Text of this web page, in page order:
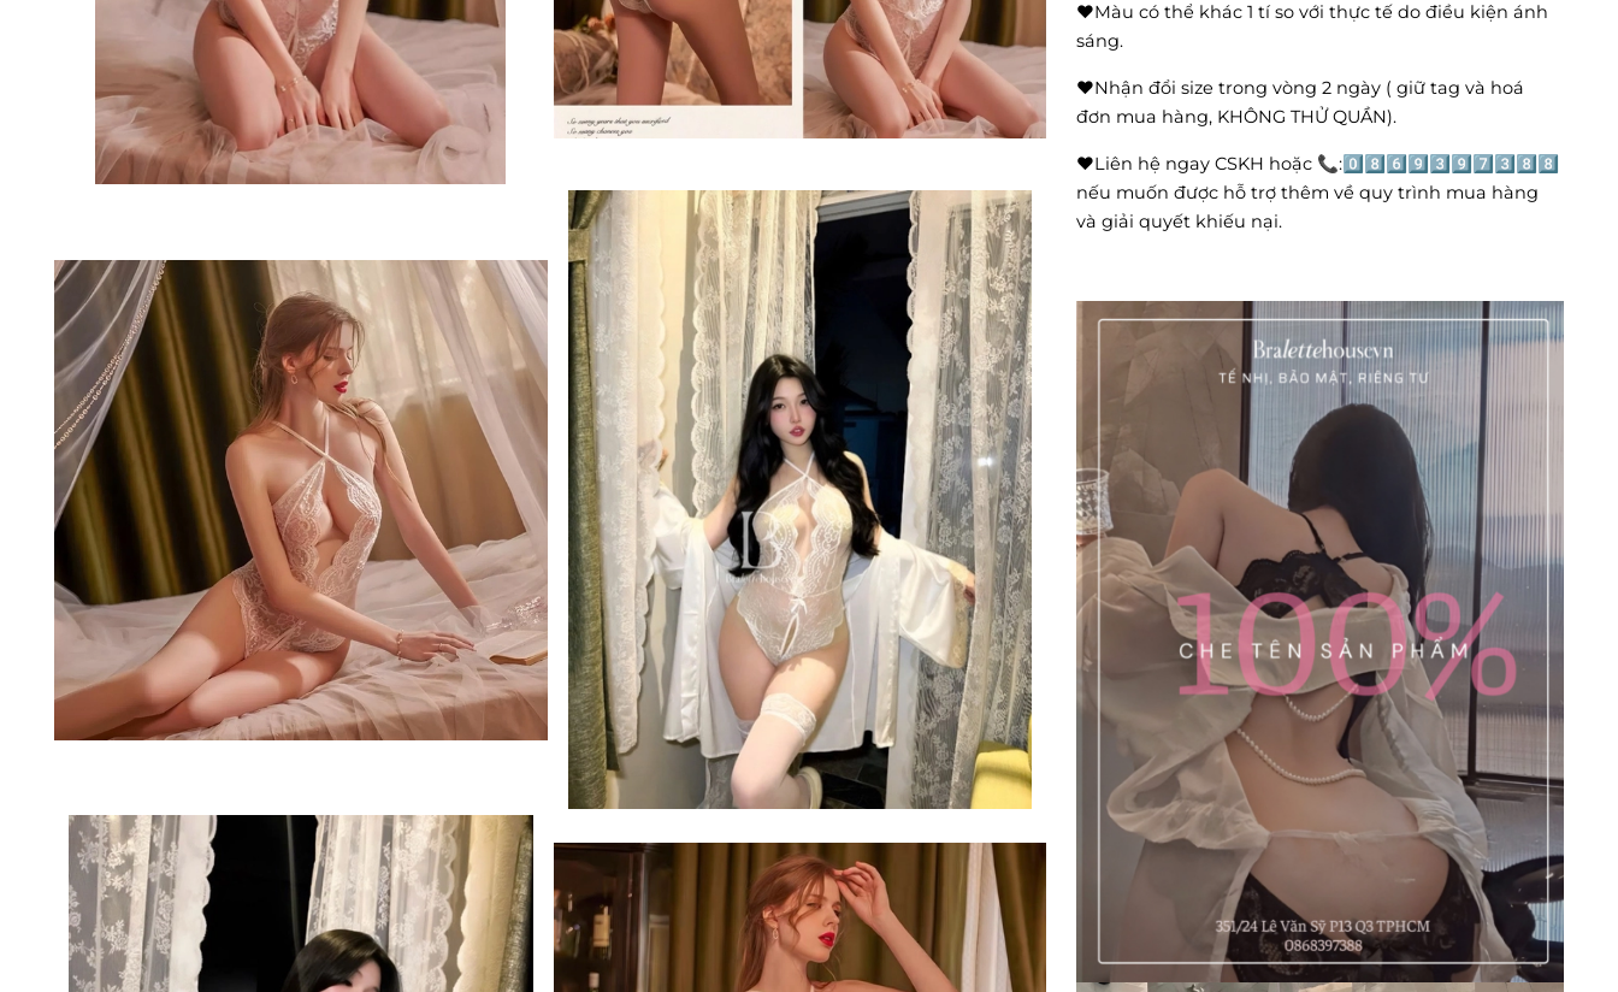
❤️Màu có thể khác 1 tí so với thực tế do điều kiện ánh
sáng.
❤️Nhận đổi size trong vòng 2 ngày ( giữ tag và hoá
đơn mua hàng, KHÔNG THỬ QUẦN).
❤️Liên hệ ngay CSKH hoặc 📞:0️⃣8️⃣6️⃣9️⃣3️⃣9️⃣7️⃣3️⃣8️⃣8️⃣
nếu muốn được hỗ trợ thêm về quy trình mua hàng
và giải quyết khiếu nại.